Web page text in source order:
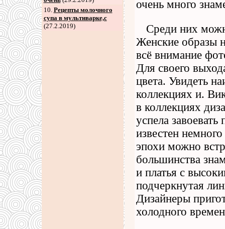
10. Рецепты молочного
супа в мультиварке,с
(27.2.2019)
очень много
Среди них
Женские образы
всё внимание
Для своего
цвета. Увидеть
коллекциях и.
в коллекциях
успела
известен
эпохи можно
большинства
и платья с
подчеркнутая
Дизайнеры
холодного